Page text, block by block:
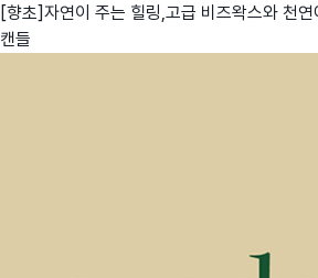
[향초]자연이 주는 힐링,고급 비즈왁스와 천
캔들